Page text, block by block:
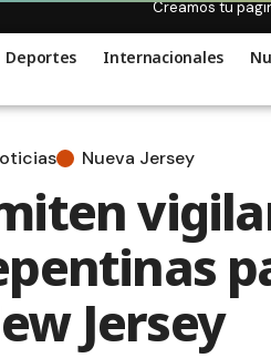
Creamos tu
Deportes Internacionales
Nueva Jersey
Jersey